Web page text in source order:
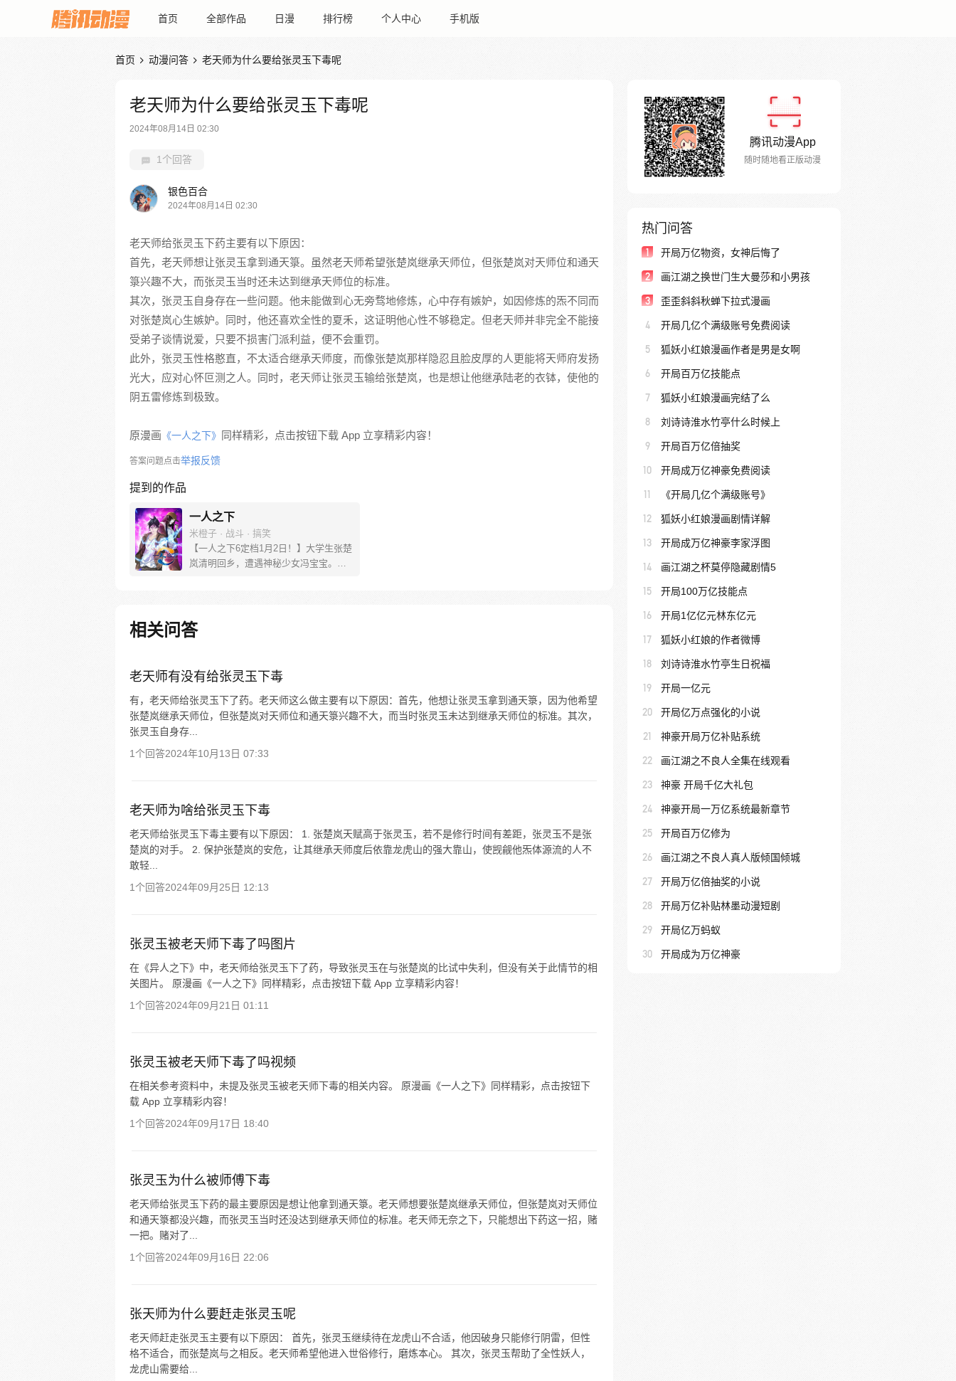
首页 全部作品 日漫 排行榜 个人中心 手机版
首页  动漫问答  老天师为什么要给张灵玉下毒呢
老天师为什么要给张灵玉下毒呢
2024年08月14日 02:30
1个回答
银色百合
2024年08月14日 02:30
老天师给张灵玉下药主要有以下原因：
首先，老天师想让张灵玉拿到通天箓。虽然老天师希望张楚岚继承天师位，但张楚岚对天师位和通天
箓兴趣不大，而张灵玉当时还未达到继承天师位的标准。
其次，张灵玉自身存在一些问题。他未能做到心无旁骛地修炼，心中存有嫉妒，如因修炼的炁不同而
对张楚岚心生嫉妒。同时，他还喜欢全性的夏禾，这证明他心性不够稳定。但老天师并非完全不能接
受弟子谈情说爱，只要不损害门派利益，便不会重罚。
此外，张灵玉性格憨直，不太适合继承天师度，而像张楚岚那样隐忍且脸皮厚的人更能将天师府发扬
光大，应对心怀叵测之人。同时，老天师让张灵玉输给张楚岚，也是想让他继承陆老的衣钵，使他的
阴五雷修炼到极致。
原漫画 《一人之下》 同样精彩，点击按钮下载 App 立享精彩内容！
答案问题点击举报反馈
提到的作品
一人之下
米橙子 · 战斗 · 搞笑
【一人之下6定档1月2日！】大学生张楚
岚清明回乡，遭遇神秘少女冯宝宝。素
己与爷爷身上的秘密，张楚岚的生活被
彻底颠覆，与冯宝宝一同踏上“异人”之
相关问答
老天师有没有给张灵玉下毒
有，老天师给张灵玉下了药。老天师这么做主要有以下原因：首先，他想让张灵玉拿到通天箓，因为他希望
张楚岚继承天师位，但张楚岚对天师位和通天箓兴趣不大，而当时张灵玉未达到继承天师位的标准。其次，
张灵玉自身存...
1个回答2024年10月13日 07:33
老天师为啥给张灵玉下毒
老天师给张灵玉下毒主要有以下原因： 1. 张楚岚天赋高于张灵玉，若不是修行时间有差距，张灵玉不是张
楚岚的对手。 2. 保护张楚岚的安危，让其继承天师度后依靠龙虎山的强大靠山，使觊觎他炁体源流的人不
敢轻...
1个回答2024年09月25日 12:13
张灵玉被老天师下毒了吗图片
在《异人之下》中，老天师给张灵玉下了药，导致张灵玉在与张楚岚的比试中失利，但没有关于此情节的相
关图片。 原漫画《一人之下》同样精彩，点击按钮下载 App 立享精彩内容！
1个回答2024年09月21日 01:11
张灵玉被老天师下毒了吗视频
在相关参考资料中，未提及张灵玉被老天师下毒的相关内容。 原漫画《一人之下》同样精彩，点击按钮下
载 App 立享精彩内容！
1个回答2024年09月17日 18:40
张灵玉为什么被师傅下毒
老天师给张灵玉下药的最主要原因是想让他拿到通天箓。老天师想要张楚岚继承天师位，但张楚岚对天师位
和通天箓都没兴趣，而张灵玉当时还没达到继承天师位的标准。老天师无奈之下，只能想出下药这一招，赌
一把。赌对了...
1个回答2024年09月16日 22:06
张天师为什么要赶走张灵玉呢
老天师赶走张灵玉主要有以下原因： 首先，张灵玉继续待在龙虎山不合适，他因破身只能修行阴雷，但性
格不适合，而张楚岚与之相反。老天师希望他进入世俗修行，磨炼本心。 其次，张灵玉帮助了全性妖人，
龙虎山需要给...
腾讯动漫App
随时随地看正版动漫
热门问答
1 开局万亿物资，女神后悔了
2 画江湖之换世门生大曼莎和小男孩
3 歪歪斜斜秋蝉下拉式漫画
4 开局几亿个满级账号免费阅读
5 狐妖小红娘漫画作者是男是女啊
6 开局百万亿技能点
7 狐妖小红娘漫画完结了么
8 刘诗诗淮水竹亭什么时候上
9 开局百万亿倍抽奖
10 开局成万亿神豪免费阅读
11 《开局几亿个满级账号》
12 狐妖小红娘漫画剧情详解
13 开局成万亿神豪李家浮图
14 画江湖之杯莫停隐藏剧情5
15 开局100万亿技能点
16 开局1亿亿元林东亿元
17 狐妖小红娘的作者微博
18 刘诗诗淮水竹亭生日祝福
19 开局一亿元
20 开局亿万点强化的小说
21 神豪开局万亿补贴系统
22 画江湖之不良人全集在线观看
23 神豪 开局千亿大礼包
24 神豪开局一万亿系统最新章节
25 开局百万亿修为
26 画江湖之不良人真人版倾国倾城
27 开局万亿倍抽奖的小说
28 开局万亿补贴林墨动漫短剧
29 开局亿万蚂蚁
30 开局成为万亿神豪